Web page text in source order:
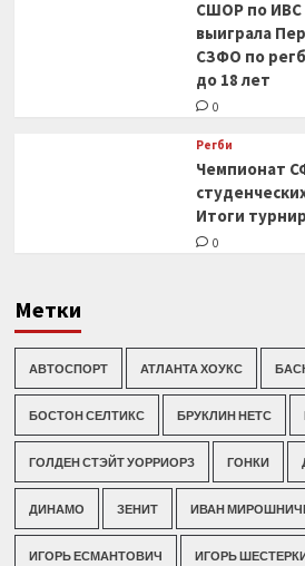
СШОР по ИВС
выиграла
СЗФО по
до 18 лет
0
Регби
Чемпионат
Итоги
0
Метки
АВТОСПОРТ АТЛАНТА ХОУКС
БОСТОН СЕЛТИКС БРУКЛИН НЕТС
ГОЛДЕН СТЭЙТ УОРРИОРЗ ГОНКИ
ДИНАМО ЗЕНИТ ИВАН
ИГОРЬ ЕСМАНТОВИЧ ИГОРЬ